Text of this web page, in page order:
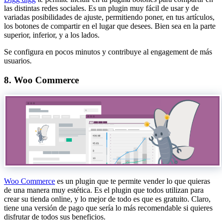
las distintas redes sociales. Es un plugin muy fácil de usar y de
variadas posibilidades de ajuste, permitiendo poner, en tus artículos,
los botones de compartir en el lugar que desees. Bien sea en la parte
superior, inferior, y a los lados.
Se configura en pocos minutos y contribuye al engagement de más
usuarios.
8. Woo Commerce
Woo Commerce es un plugin que te permite vender lo que quieras
de una manera muy estética. Es el plugin que todos utilizan para
crear su tienda online, y lo mejor de todo es que es gratuito. Claro,
tiene una versión de pago que sería lo más recomendable si quieres
disfrutar de todos sus beneficios.